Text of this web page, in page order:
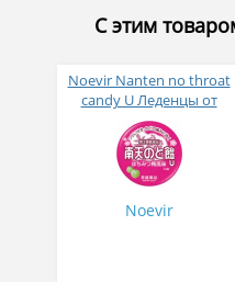
С этим
Noevir Nanten no throat
candy U Леденцы от
кашля и боли в горле со
вкусом медовой сливы
№ 54
Noevir